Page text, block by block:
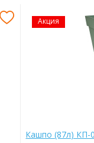
Акция
Кашпо (87л) КП-